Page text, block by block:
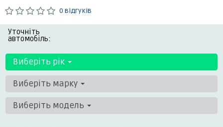
0 відгуків
Уточніть
автомобіль:
Виберіть рік
Виберіть марку
Виберіть модель